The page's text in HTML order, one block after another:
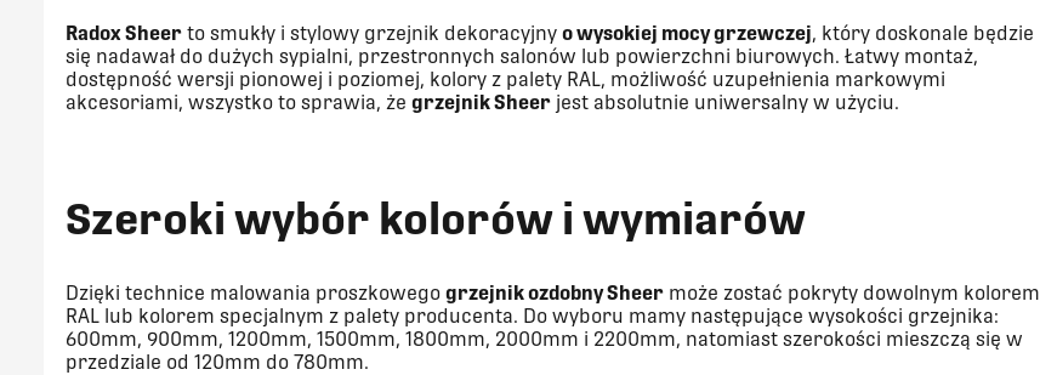
Radox Sheer to smukły i stylowy grzejnik dekoracyjny o wysokiej mocy grzewczej, który doskonale będzie
się nadawał do dużych sypialni, przestronnych salonów lub powierzchni biurowych. Łatwy montaż,
dostępność wersji pionowej i poziomej, kolory z palety RAL, możliwość uzupełnienia markowymi
akcesoriami, wszystko to sprawia, że grzejnik Sheer jest absolutnie uniwersalny w użyciu.
Szeroki wybór kolorów i wymiarów
Dzięki technice malowania proszkowego grzejnik ozdobny Sheer może zostać pokryty dowolnym kolorem
RAL lub kolorem specjalnym z palety producenta. Do wyboru mamy następujące wysokości grzejnika:
600mm, 900mm, 1200mm, 1500mm, 1800mm, 2000mm i 2200mm, natomiast szerokości mieszczą się w
przedziale od 120mm do 780mm.